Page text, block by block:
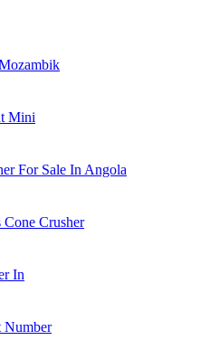
Mini
For Sale In Angola
Crusher
In
Number